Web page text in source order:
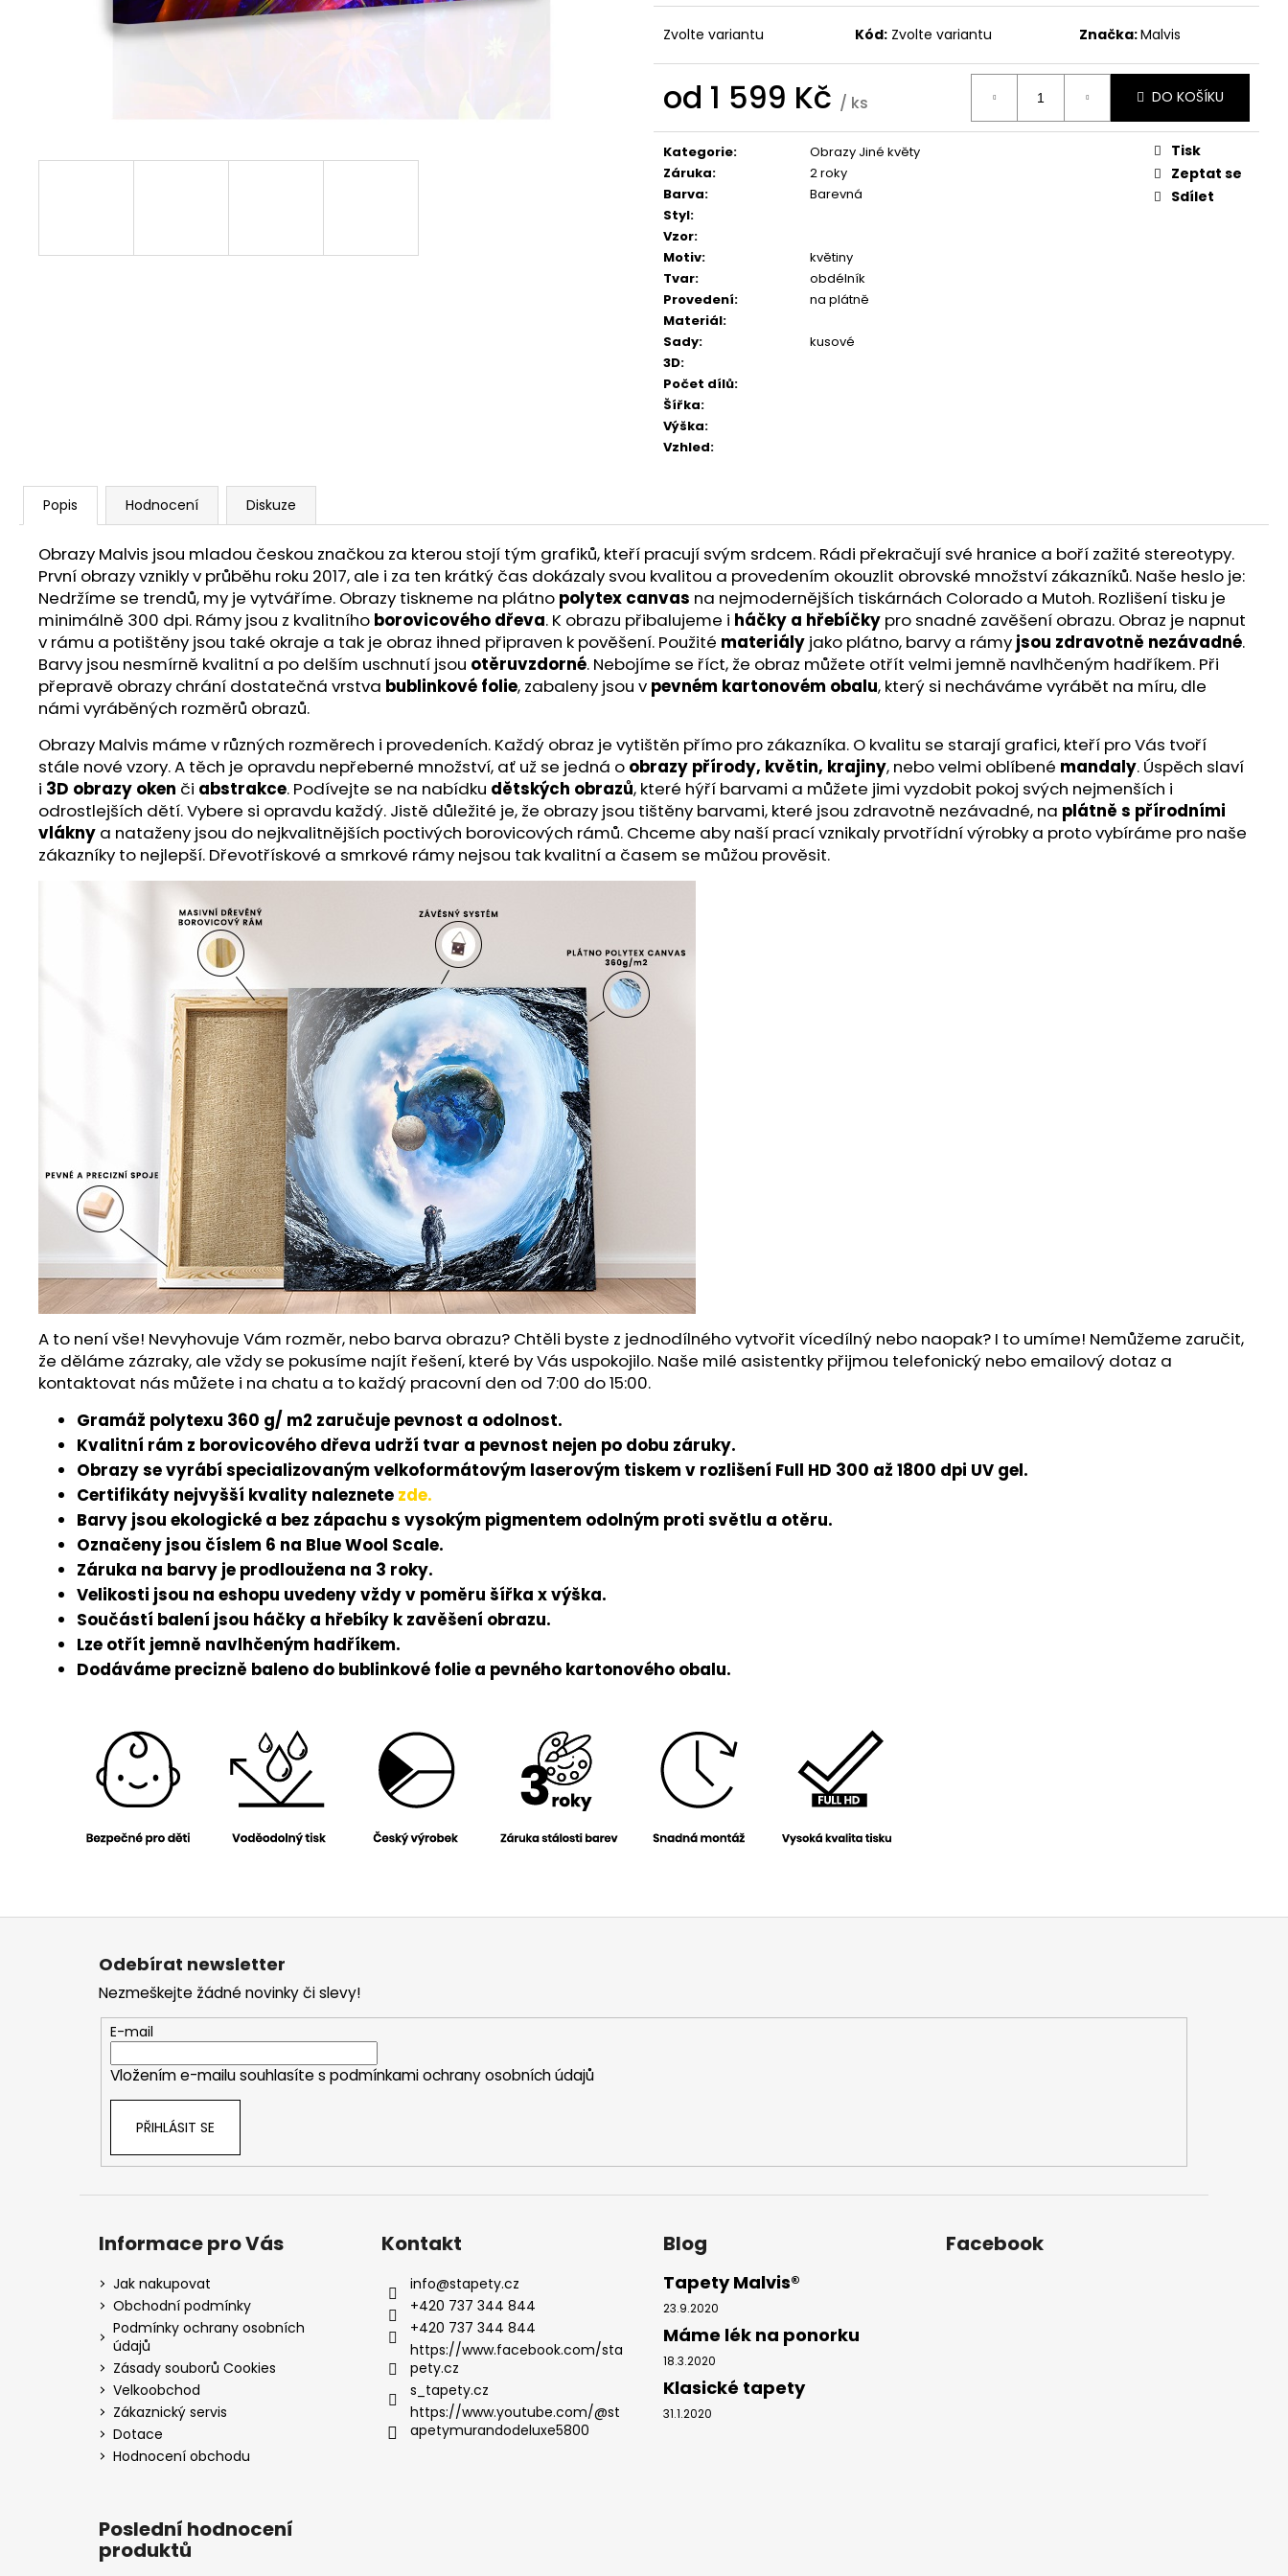
Zvolte variantu Kód: Zvolte variantu Značka:Malvis
od 1 599 Kč / ks
cena:
DO KOŠÍKU
Kategorie:
Obrazy Jiné květy
Záruka:
2 roky
Barva:
Barevná
Styl:
Vzor:
Motiv:
květiny
Tvar:
obdélník
Provedení:
na plátně
Materiál:
Sady:
kusové
3D:
Počet dílů:
Šířka:
Výška:
Vzhled:
Tisk
Zeptat se
Sdílet
Popis Hodnocení Diskuze
Obrazy Malvis jsou mladou českou značkou za kterou stojí tým grafiků, kteří pracují svým srdcem. Rádi překračují své hranice a boří zažité stereotypy.
První obrazy vznikly v průběhu roku 2017, ale i za ten krátký čas dokázaly svou kvalitou a provedením okouzlit obrovské množství zákazníků. Naše heslo je:
Nedržíme se trendů, my je vytváříme. Obrazy tiskneme na plátno polytex canvas na nejmodernějších tiskárnách Colorado a Mutoh. Rozlišení tisku je
minimálně 300 dpi. Rámy jsou z kvalitního borovicového dřeva. K obrazu přibalujeme i háčky a hřebíčky pro snadné zavěšení obrazu. Obraz je napnut
v rámu a potištěny jsou také okraje a tak je obraz ihned připraven k pověšení. Použité materiály jako plátno, barvy a rámy jsou zdravotně nezávadné.
Barvy jsou nesmírně kvalitní a po delším uschnutí jsou otěruvzdorné. Nebojíme se říct, že obraz můžete otřít velmi jemně navlhčeným hadříkem. Při
přepravě obrazy chrání dostatečná vrstva bublinkové folie, zabaleny jsou v pevném kartonovém obalu, který si necháváme vyrábět na míru, dle
námi vyráběných rozměrů obrazů.
Obrazy Malvis máme v různých rozměrech i provedeních. Každý obraz je vytištěn přímo pro zákazníka. O kvalitu se starají grafici, kteří pro Vás tvoří
stále nové vzory. A těch je opravdu nepřeberné množství, ať už se jedná o obrazy přírody, květin, krajiny, nebo velmi oblíbené mandaly. Úspěch slaví
i 3D obrazy oken či abstrakce. Podívejte se na nabídku dětských obrazů, které hýří barvami a můžete jimi vyzdobit pokoj svých nejmenších i
odrostlejších dětí. Vybere si opravdu každý. Jistě důležité je, že obrazy jsou tištěny barvami, které jsou zdravotně nezávadné, na plátně s přírodními
vlákny a nataženy jsou do nejkvalitnějších poctivých borovicových rámů. Chceme aby naší prací vznikaly prvotřídní výrobky a proto vybíráme pro naše
zákazníky to nejlepší. Dřevotřískové a smrkové rámy nejsou tak kvalitní a časem se můžou prověsit.
A to není vše! Nevyhovuje Vám rozměr, nebo barva obrazu? Chtěli byste z jednodílného vytvořit vícedílný nebo naopak? I to umíme! Nemůžeme zaručit,
že děláme zázraky, ale vždy se pokusíme najít řešení, které by Vás uspokojilo. Naše milé asistentky přijmou telefonický nebo emailový dotaz a
kontaktovat nás můžete i na chatu a to každý pracovní den od 7:00 do 15:00.
Gramáž polytexu 360 g/ m2 zaručuje pevnost a odolnost.
Kvalitní rám z borovicového dřeva udrží tvar a pevnost nejen po dobu záruky.
Obrazy se vyrábí specializovaným velkoformátovým laserovým tiskem v rozlišení Full HD 300 až 1800 dpi UV gel.
Certifikáty nejvyšší kvality naleznete zde.
Barvy jsou ekologické a bez zápachu s vysokým pigmentem odolným proti světlu a otěru.
Označeny jsou číslem 6 na Blue Wool Scale.
Záruka na barvy je prodloužena na 3 roky.
Velikosti jsou na eshopu uvedeny vždy v poměru šířka x výška.
Součástí balení jsou háčky a hřebíky k zavěšení obrazu.
Lze otřít jemně navlhčeným hadříkem.
Dodáváme precizně baleno do bublinkové folie a pevného kartonového obalu.
1 599 Kč
1 599 Kč
1 599 Kč
Odebírat newsletter
Nezmeškejte žádné novinky či slevy!
E-mail
Vložením e-mailu souhlasíte s podmínkami ochrany osobních údajů
PŘIHLÁSIT SE
Informace pro Vás
Jak nakupovat
Obchodní podmínky
Podmínky ochrany osobních
údajů
Zásady souborů Cookies
Velkoobchod
Zákaznický servis
Dotace
Hodnocení obchodu
Kontakt
info@stapety.cz
+420 737 344 844
+420 737 344 844
https://www.facebook.com/sta
pety.cz
s_tapety.cz
https://www.youtube.com/@st
apetymurandodeluxe5800
Blog
Tapety Malvis®
23.9.2020
Máme lék na ponorku
18.3.2020
Klasické tapety
31.1.2020
Facebook
Poslední hodnocení
produktů